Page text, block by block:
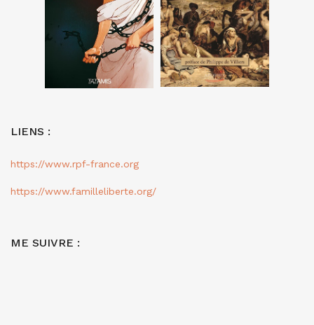
LIENS :
https://www.rpf-france.org
https://www.familleliberte.org/
ME SUIVRE :